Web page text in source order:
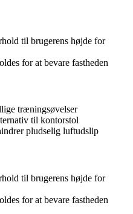
til brugerens højde for
for at bevare fastheden
træningsøvelser
til kontorstol
pludselig luftudslip
til brugerens højde for
for at bevare fastheden